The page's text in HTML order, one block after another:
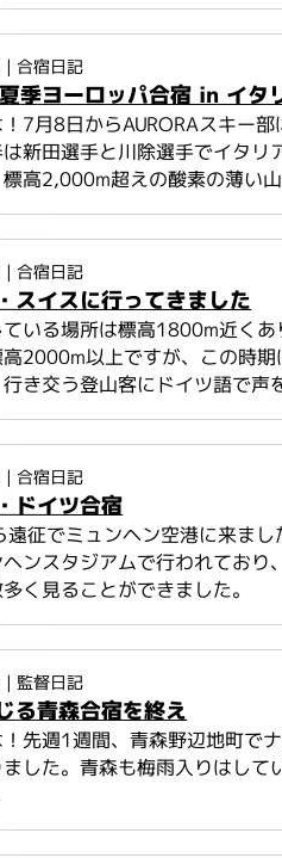
| 合宿日記
季ヨーロッパ合宿 in イタ
7月8日からAURORAスキー
新田選手と川除選手でイタリ
高2,000m超えの酸素の薄い
| 合宿日記
スイスに行ってきました
いる場所は標高1800m近く
高2000m以上ですが、この時
き交う登山客にドイツ語で声
| 合宿日記
ドイツ合宿
遠征でミュンヘン空港に来ま
ンスタジアムで行われており
く見ることができました。
| 監督日記
る青森合宿を終え
先週1週間、青森野辺地町で
した。青森も梅雨入りはして